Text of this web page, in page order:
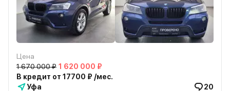
Цена
1 670 000 ₽ 1 620 000 ₽
В кредит от 17700 ₽ /мес.
Уфа
20